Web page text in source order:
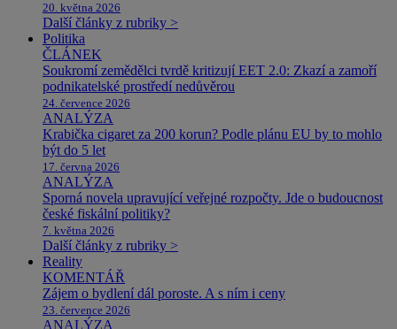
20. května 2026
Další články z rubriky >
Politika
ČLÁNEK
Soukromí zemědělci tvrdě kritizují EET 2.0: Zkazí a zamoří
podnikatelské prostředí nedůvěrou
24. července 2026
ANALÝZA
Krabička cigaret za 200 korun? Podle plánu EU by to mohlo
být do 5 let
17. června 2026
ANALÝZA
Sporná novela upravující veřejné rozpočty. Jde o budoucnost
české fiskální politiky?
7. května 2026
Další články z rubriky >
Reality
KOMENTÁŘ
Zájem o bydlení dál poroste. A s ním i ceny
23. července 2026
ANALÝZA